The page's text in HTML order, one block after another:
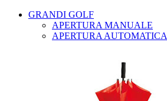
GRANDI GOLF
APERTURA MANUALE
APERTURA AUTOMATICA